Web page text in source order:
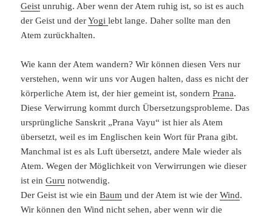
Geist unruhig. Aber wenn der Atem ruhig ist, so ist es auch
der Geist und derYogilebt lange. Daher sollte man den
Atem zurückhalten.
Wie kann der Atem wandern? Wir können diesen Vers nur
verstehen, wenn wir uns vor Augen halten, dass es nicht der
körperliche Atem ist, der hier gemeint ist, sondernPrana.
Diese Verwirrung kommt durch Übersetzungsprobleme. Das
ursprüngliche Sanskrit „Prana Vayu“ ist hier als Atem
übersetzt, weil es im Englischen kein Wort für Prana gibt.
Manchmal ist es als Luft übersetzt, andere Male wieder als
Atem. Wegen der Möglichkeit von Verwirrungen wie dieser
ist einGuru notwendig.
Der Geist ist wie einBaum und der Atem ist wie derWind.
Wir können den Wind nicht sehen, aber wenn wir die